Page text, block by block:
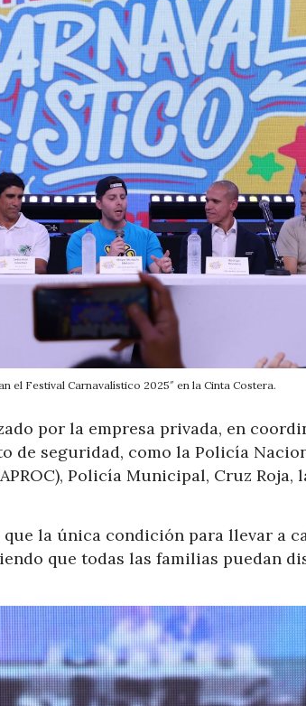
el Festival Carnavalístico 2025″ en la Cinta Costera.
por la empresa privada, en
de seguridad, como la Policía
Policía Municipal, Cruz
la única condición para llevar a
que todas las familias puedan